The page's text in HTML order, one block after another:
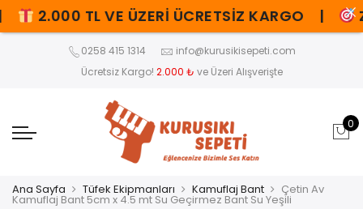
0258 415 1314
info@kurusikisepeti.com
Ücretsiz Kargo! 2.000 ₺ ve Üzeri Alışverişte
0
Ana Sayfa Tüfek Ekipmanları Kamuflaj Bant Çetin Av
Kamuflaj Bant 5cm x 4.5 mt Su Geçirmez Bant Su Yeşili
2.000 TL VE ÜZERİ ÜCRETSİZ KARGO |